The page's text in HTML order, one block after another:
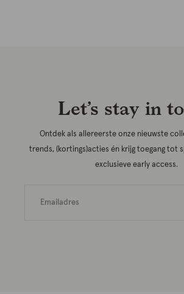
Let’s stay in
Ontdek als allereerste onze nieuwste
trends, (kortings)acties én krijg toegang tot
exclusieve early access.